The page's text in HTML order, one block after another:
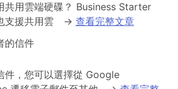
共用雲端硬碟？ Business Starter
支援共用雲
→ 查看完整文章
的信件
件，您可以選擇從 Google